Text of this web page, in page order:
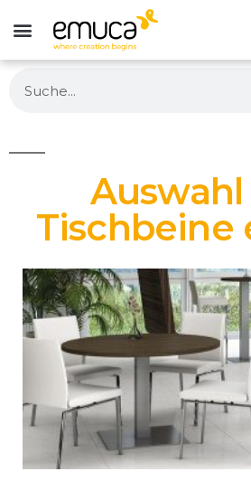
Tischbeine